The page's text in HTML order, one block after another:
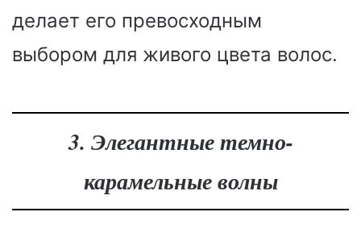
делает его превосходным
выбором для живого цвета волос.
3. Элегантные темно-
карамельные волны